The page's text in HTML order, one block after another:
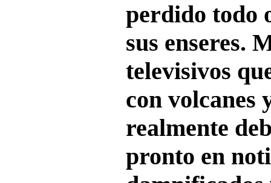
perdido todo
sus enseres.
televisivos
con volcanes
realmente
pronto en